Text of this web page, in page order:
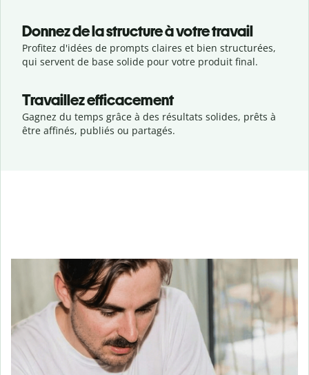
Donnez de la structure à votre travail
Profitez d'idées de prompts claires et bien structurées,
qui servent de base solide pour votre produit final.
Travaillez efficacement
Gagnez du temps grâce à des résultats solides, prêts à
être affinés, publiés ou partagés.